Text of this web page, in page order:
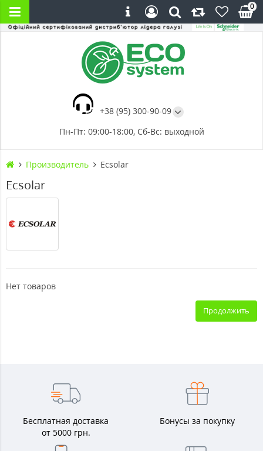
+38 (95) 300-90-09
Пн-Пт: 09:00-18:00, Сб-Вс: выходной
0
Производитель Ecsolar
Ecsolar
Нет товаров
Продолжить
Бесплатная доставка
от 5000 грн.
Бонусы за покупку